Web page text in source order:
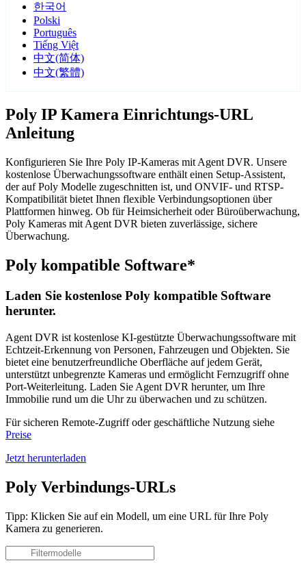
한국어
Polski
Português
Tiếng Việt
中文(简体)
中文(繁體)
Poly IP Kamera Einrichtungs-URL
Anleitung
Konfigurieren Sie Ihre Poly IP-Kameras mit Agent DVR. Unsere
kostenlose Überwachungssoftware enthält einen Setup-Assistent,
der auf Poly Modelle zugeschnitten ist, und ONVIF- und RTSP-
Kompatibilität bietet Ihnen flexible Verbindungsoptionen über
Plattformen hinweg. Ob für Heimsicherheit oder Büroüberwachung,
Poly Kameras mit Agent DVR bieten zuverlässige, sichere
Überwachung.
Poly kompatible Software*
Laden Sie kostenlose Poly kompatible Software
herunter.
Agent DVR ist kostenlose KI-gestützte Überwachungssoftware mit
Echtzeit-Erkennung von Personen, Fahrzeugen und Objekten. Sie
bietet eine benutzerfreundliche Oberfläche auf jedem Gerät,
unterstützt unbegrenzte Kameras und ermöglicht Fernzugriff ohne
Port-Weiterleitung. Laden Sie Agent DVR herunter, um Ihre
Immobilie rund um die Uhr zu überwachen und zu schützen.
Für sicheren Remote-Zugriff oder geschäftliche Nutzung siehe
Preise
Jetzt herunterladen
Poly Verbindungs-URLs
Tipp: Klicken Sie auf ein Modell, um eine URL für Ihre Poly
Kamera zu generieren.